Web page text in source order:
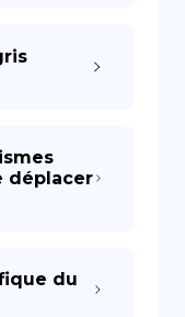
déplacer
du